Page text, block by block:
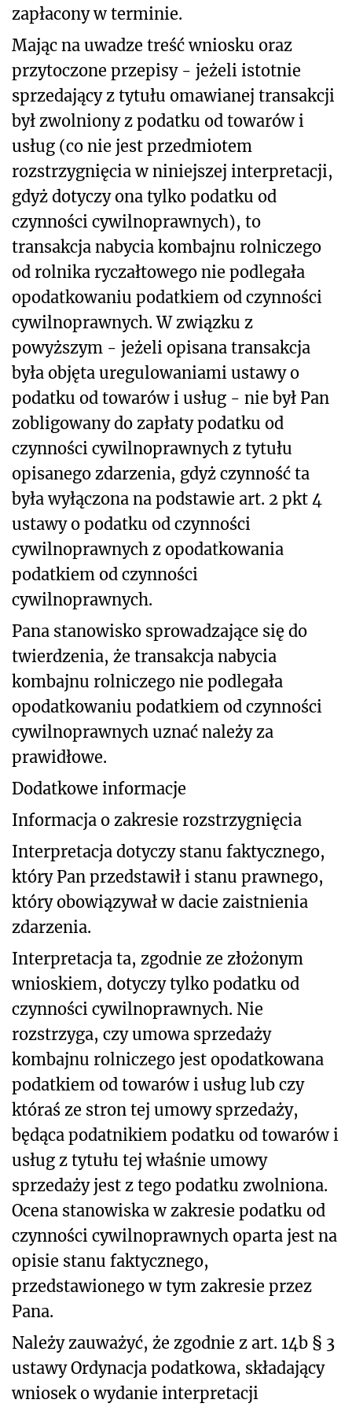
zapłacony w terminie.
Mając na uwadze treść wniosku oraz
przytoczone przepisy - jeżeli istotnie
sprzedający z tytułu omawianej transakcji
był zwolniony z podatku od towarów i
usług (co nie jest przedmiotem
rozstrzygnięcia w niniejszej interpretacji,
gdyż dotyczy ona tylko podatku od
czynności cywilnoprawnych), to
transakcja nabycia kombajnu rolniczego
od rolnika ryczałtowego nie podlegała
opodatkowaniu podatkiem od czynności
cywilnoprawnych. W związku z
powyższym - jeżeli opisana transakcja
była objęta uregulowaniami ustawy o
podatku od towarów i usług - nie był Pan
zobligowany do zapłaty podatku od
czynności cywilnoprawnych z tytułu
opisanego zdarzenia, gdyż czynność ta
była wyłączona na podstawie art. 2 pkt 4
ustawy o podatku od czynności
cywilnoprawnych z opodatkowania
podatkiem od czynności
cywilnoprawnych.
Pana stanowisko sprowadzające się do
twierdzenia, że transakcja nabycia
kombajnu rolniczego nie podlegała
opodatkowaniu podatkiem od czynności
cywilnoprawnych uznać należy za
prawidłowe.
Dodatkowe informacje
Informacja o zakresie rozstrzygnięcia
Interpretacja dotyczy stanu faktycznego,
który Pan przedstawił i stanu prawnego,
który obowiązywał w dacie zaistnienia
zdarzenia.
Interpretacja ta, zgodnie ze złożonym
wnioskiem, dotyczy tylko podatku od
czynności cywilnoprawnych. Nie
rozstrzyga, czy umowa sprzedaży
kombajnu rolniczego jest opodatkowana
podatkiem od towarów i usług lub czy
któraś ze stron tej umowy sprzedaży,
będąca podatnikiem podatku od towarów i
usług z tytułu tej właśnie umowy
sprzedaży jest z tego podatku zwolniona.
Ocena stanowiska w zakresie podatku od
czynności cywilnoprawnych oparta jest na
opisie stanu faktycznego,
przedstawionego w tym zakresie przez
Pana.
Należy zauważyć, że zgodnie z art. 14b § 3
ustawy Ordynacja podatkowa, składający
wniosek o wydanie interpretacji